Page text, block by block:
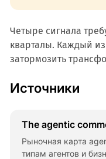
Четыре сигнала
кварталы. Каждый
затормозить
Источники
The agentic
Рыночная карта
типам агентов и